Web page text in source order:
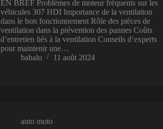
EN BREF Problèmes de moteur fréquents sur les
véhicules 307 HDI Importance de la ventilation
dans le bon fonctionnement Rôle des pièces de
ventilation dans la prévention des pannes Coûts
d’entretien liés à la ventilation Conseils d’experts
pour maintenir une…
babalu
11 août 2024
auto moto